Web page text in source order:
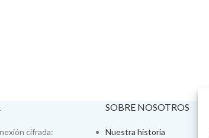
cifrada:
SOBRE NOSOTROS
Nuestra historia